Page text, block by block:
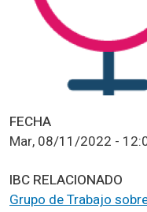
FECHA
Mar, 08/11/2022 -
IBC RELACIONADO
Grupo de Trabajo